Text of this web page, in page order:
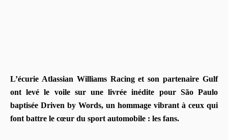
L’écurie Atlassian Williams Racing et son partenaire Gulf
ont levé le voile sur une livrée inédite pour São Paulo
baptisée Driven by Words, un hommage vibrant à ceux qui
font battre le cœur du sport automobile : les fans.